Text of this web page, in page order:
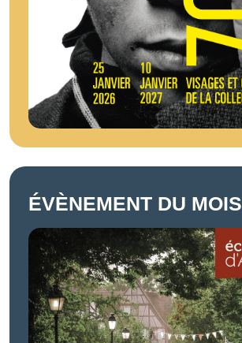
ÉVÈNEMENT DU MOIS